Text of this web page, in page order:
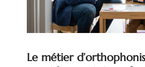
Le métier